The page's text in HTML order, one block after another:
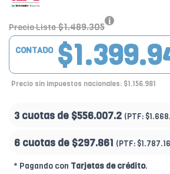
Precio Lista $1.489.305
CONTADO
Precio sin impuestos nacionales: $1.156.981
3 cuotas de $556.007.2 (PTF:
6 cuotas de $297.861 (PTF:
* Pagando con Tarjetas de crédito.